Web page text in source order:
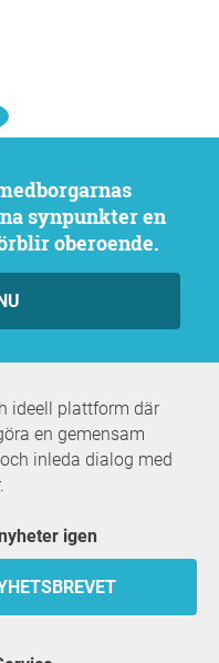
synpunkter en
oberoende.
ideell plattform där
en gemensam
inleda dialog med
igen